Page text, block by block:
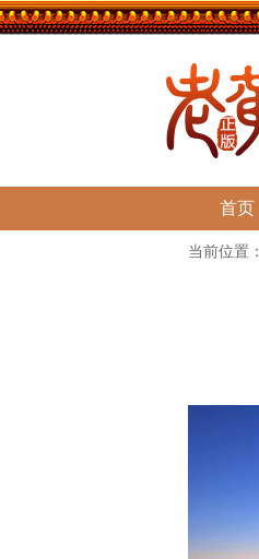
首页
当前位置：